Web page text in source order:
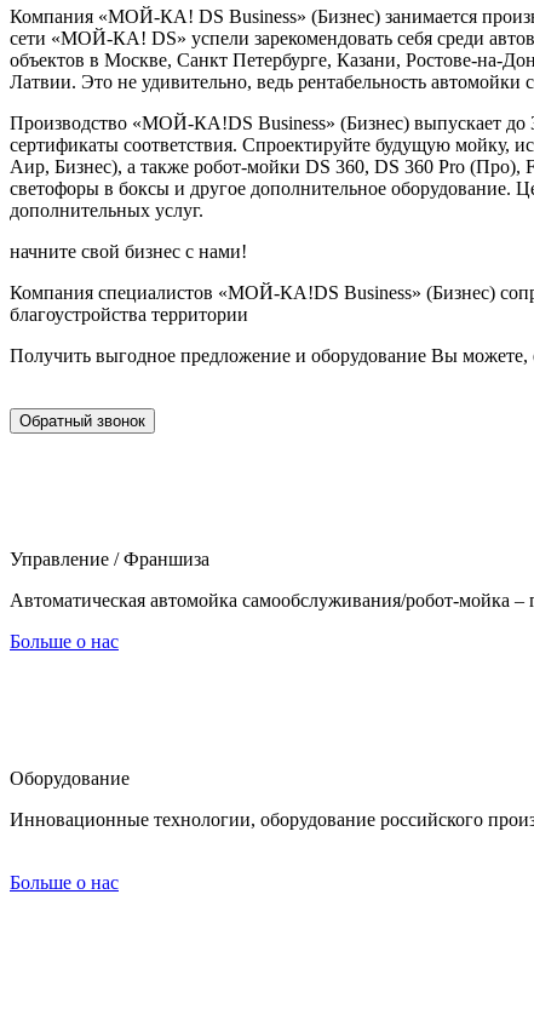
Компания «МОЙ-КА! DS Business» (Бизнес) занимается
сети «МОЙ-КА! DS» успели зарекомендовать себя среди
объектов в Москве, Санкт Петербурге, Казани, Ростове-на-
Латвии. Это не удивительно, ведь рентабельность
Производство «МОЙ-КА!DS Business» (Бизнес) выпускает до
сертификаты соответствия. Спроектируйте будущую мойку,
Аир, Бизнес), а также робот-мойки DS 360, DS 360 Pro
светофоры в боксы и другое дополнительное оборудование.
дополнительных услуг.
начните свой бизнес с нами!
Компания специалистов «МОЙ-КА!DS Business» (Бизнес)
благоустройства территории
Получить выгодное предложение и оборудование Вы можете,
Обратный звонок
Управление / Франшиза
Автоматическая автомойка самообслуживания/робот-мойка
Больше о нас
Оборудование
Инновационные технологии, оборудование российского
Больше о нас